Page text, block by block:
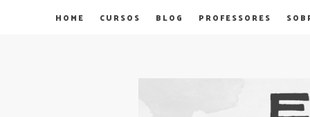
HOME CURSOS BLOG PROFESSORES